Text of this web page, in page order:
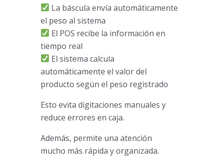
La báscula envía automáticamente
el peso al sistema
El POS recibe la información en
tiempo real
El sistema calcula
automáticamente el valor del
producto según el peso registrado
Esto evita digitaciones manuales y
reduce errores en caja.
Además, permite una atención
mucho más rápida y organizada.